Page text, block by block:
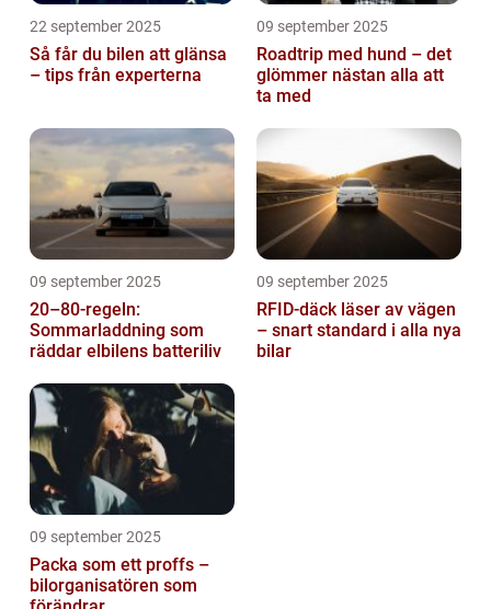
22 september 2025
Så får du bilen att glänsa
– tips från experterna
09 september 2025
Roadtrip med hund – det
glömmer nästan alla att
ta med
09 september 2025
20–80-regeln:
Sommarladdning som
räddar elbilens batteriliv
09 september 2025
RFID-däck läser av vägen
– snart standard i alla nya
bilar
09 september 2025
Packa som ett proffs –
bilorganisatören som